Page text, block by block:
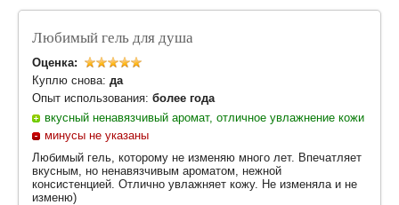
Любимый гель для душа
Оценка:
Куплю снова: да
Опыт использования: более года
вкусный ненавязчивый аромат, отличное увлажнение кожи
минусы не указаны
Любимый гель, которому не изменяю много лет. Впечатляет
вкусным, но ненавязчивым ароматом, нежной
консистенцией. Отлично увлажняет кожу. Не изменяла и не
изменю)